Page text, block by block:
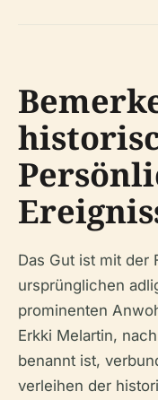
Das Gut ist mit der
ursprünglichen
prominenten
Erkki Melartin,
benannt ist,
verleihen der